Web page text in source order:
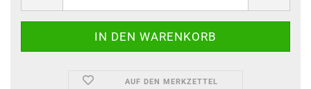
AUF DEN MERKZETTEL